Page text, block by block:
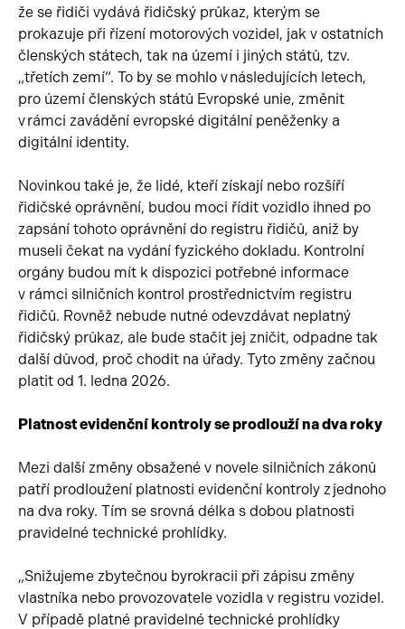
že se řidiči vydává řidičský průkaz, kterým se
prokazuje při řízení motorových vozidel, jak v ostatních
členských státech, tak na území i jiných států, tzv.
„třetích zemí“. To by se mohlo v následujících letech,
pro území členských států Evropské unie, změnit
v rámci zavádění evropské digitální peněženky a
digitální identity.
Novinkou také je, že lidé, kteří získají nebo rozšíří
řidičské oprávnění, budou moci řídit vozidlo ihned po
zapsání tohoto oprávnění do registru řidičů, aniž by
museli čekat na vydání fyzického dokladu. Kontrolní
orgány budou mít k dispozici potřebné informace
v rámci silničních kontrol prostřednictvím registru
řidičů. Rovněž nebude nutné odevzdávat neplatný
řidičský průkaz, ale bude stačit jej zničit, odpadne tak
další důvod, proč chodit na úřady. Tyto změny začnou
platit od 1. ledna 2026.
Platnost evidenční kontroly se prodlouží na dva roky
Mezi další změny obsažené v novele silničních zákonů
patří prodloužení platnosti evidenční kontroly z jednoho
na dva roky. Tím se srovná délka s dobou platnosti
pravidelné technické prohlídky.
„Snižujeme zbytečnou byrokracii při zápisu změny
vlastníka nebo provozovatele vozidla v registru vozidel.
V případě platné pravidelné technické prohlídky